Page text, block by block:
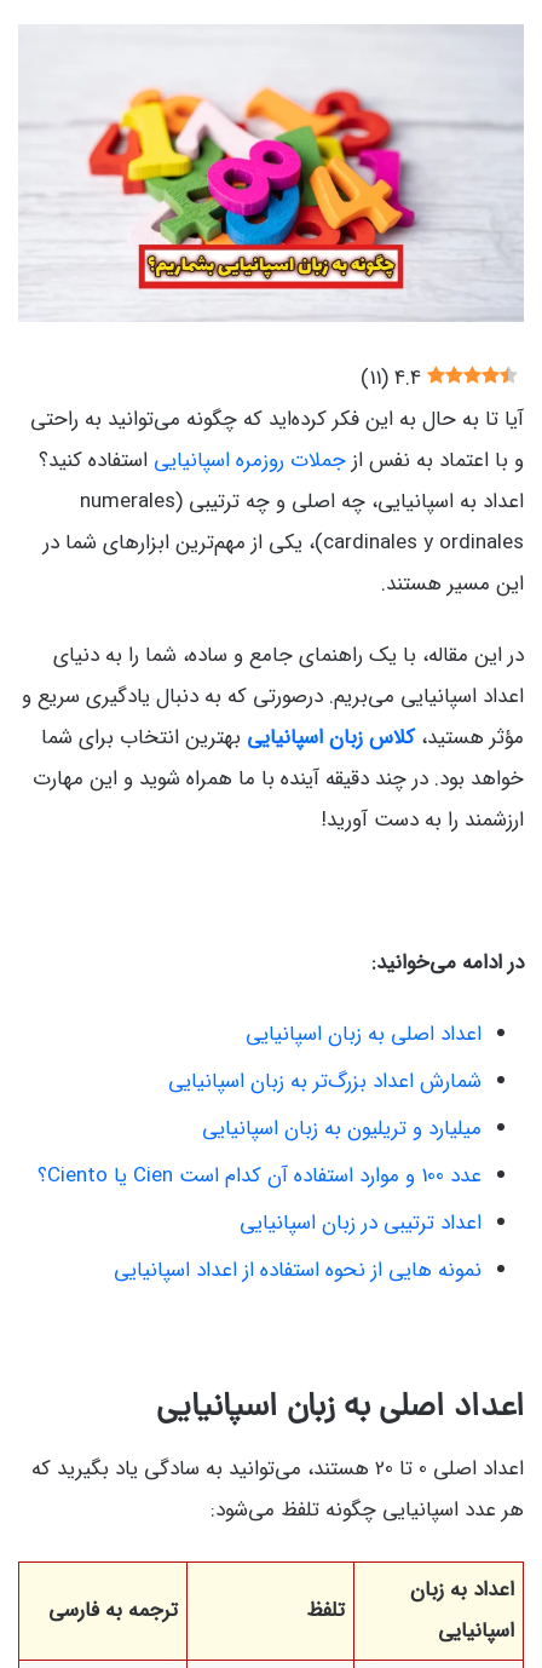
4.4
(
11
)
آیا تا به حال به این فکر کرده‌اید که چگونه می‌توانید به راحتی
و با اعتماد به نفس ازجملات روزمره اسپانیایی استفاده کنید؟
اعداد به اسپانیایی، چه اصلی و چه ترتیبی (numerales
cardinales y ordinales)، یکی از مهم‌ترین ابزارهای شما در
این مسیر هستند.
در این مقاله، با یک راهنمای جامع و ساده، شما را به دنیای
اعداد اسپانیایی می‌بریم. درصورتی که به دنبال یادگیری سریع و
مؤثر هستید،کلاس زبان اسپانیایی بهترین انتخاب برای شما
خواهد بود. در چند دقیقه آینده با ما همراه شوید و این مهارت
ارزشمند را به دست آورید!
در ادامه می‌خوانید:
اعداد اصلی به زبان اسپانیایی
شمارش اعداد بزرگ‌تر به زبان اسپانیایی
میلیارد و تریلیون به زبان اسپانیایی
عدد 100 و موارد استفاده آن کدام است Cien یا Ciento؟
اعداد ترتیبی در زبان اسپانیایی
نمونه هایی از نحوه استفاده از اعداد اسپانیایی
اعداد اصلی به زبان اسپانیایی
اعداد اصلی 0 تا 20 هستند، می‌توانید به سادگی یاد بگیرید که
هر عدد اسپانیایی چگونه تلفظ می‌شود:
اعداد به زبان
اسپانیایی
تلفظ ترجمه به فارسی